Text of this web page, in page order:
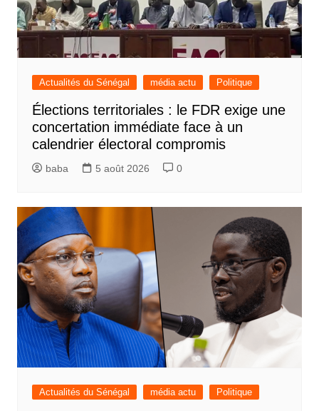
Actualités du Sénégal média actu Politique
Élections territoriales : le FDR exige une
concertation immédiate face à un
calendrier électoral compromis
baba 5 août 2026 0
Actualités du Sénégal média actu Politique